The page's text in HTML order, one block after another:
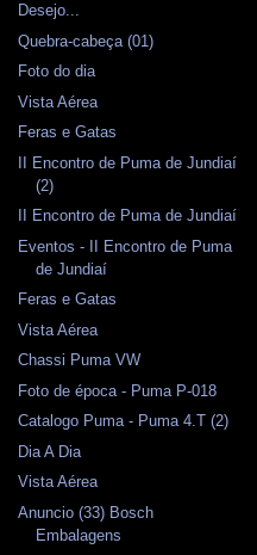
Desejo...
Quebra-cabeça (01)
Foto do dia
Vista Aérea
Feras e Gatas
II Encontro de Puma de Jundiaí
(2)
II Encontro de Puma de Jundiaí
Eventos - II Encontro de Puma
de Jundiaí
Feras e Gatas
Vista Aérea
Chassi Puma VW
Foto de época - Puma P-018
Catalogo Puma - Puma 4.T (2)
Dia A Dia
Vista Aérea
Anuncio (33) Bosch
Embalagens